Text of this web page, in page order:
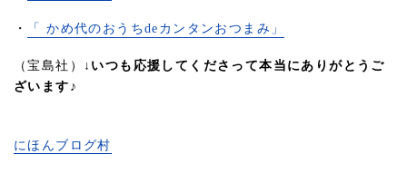
・ 「 かめ代のおうちdeカンタンおつまみ」
（宝島社）
↓いつも応援してくださって本当にありがとうご
ざいます♪
にほんブログ村